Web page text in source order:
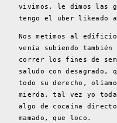
vivimos, le dimos las
tengo el uber likeado
Nos metimos al
venía subiendo
correr los fines de
saludo con desagrado,
todo su derecho,
mierda, tal vez yo
algo de cocaína directo
mamado, que loco.